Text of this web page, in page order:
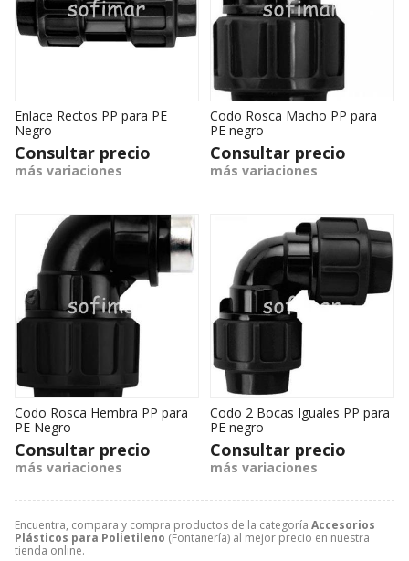
Encuentra, compara y compra productos de la categoría Accesorios
Plásticos para Polietileno (Fontanería) al mejor precio en nuestra
tienda online.
Enlace Rectos PP para PE
Negro
Consultar precio
más variaciones
Codo Rosca Macho PP para
PE negro
Consultar precio
más variaciones
Codo Rosca Hembra PP para
PE Negro
Consultar precio
más variaciones
Codo 2 Bocas Iguales PP para
PE negro
Consultar precio
más variaciones